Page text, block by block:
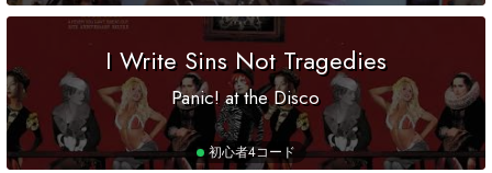
I Write Sins Not Tragedies
Panic! at the Disco
初心者4コード